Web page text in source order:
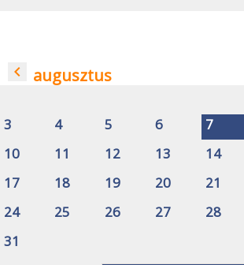
navigate_before augusztus
3
4 5 6 7
10
11 12 13 14
17
18 19 20 21
24
25 26 27 28
31